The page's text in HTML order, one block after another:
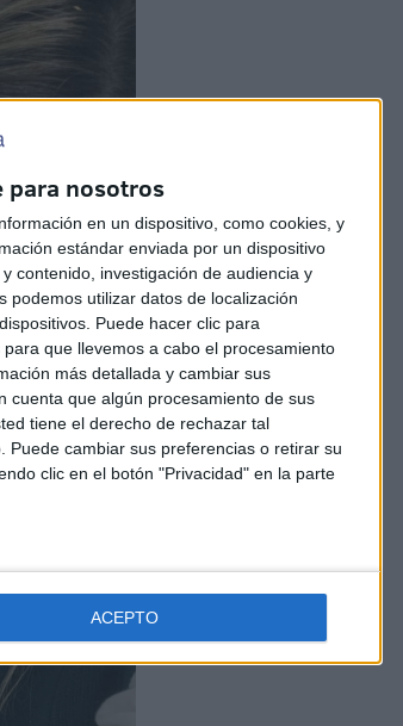
para nosotros
en un dispositivo, como cookies, y
estándar enviada por un dispositivo
contenido, investigación de audiencia y
podemos utilizar datos de localización
Puede hacer clic para
que llevemos a cabo el procesamiento
más detallada y cambiar sus
cuenta que algún procesamiento de sus
tiene el derecho de rechazar tal
Puede cambiar sus preferencias o retirar su
clic en el botón "Privacidad" en la parte
ACEPTO